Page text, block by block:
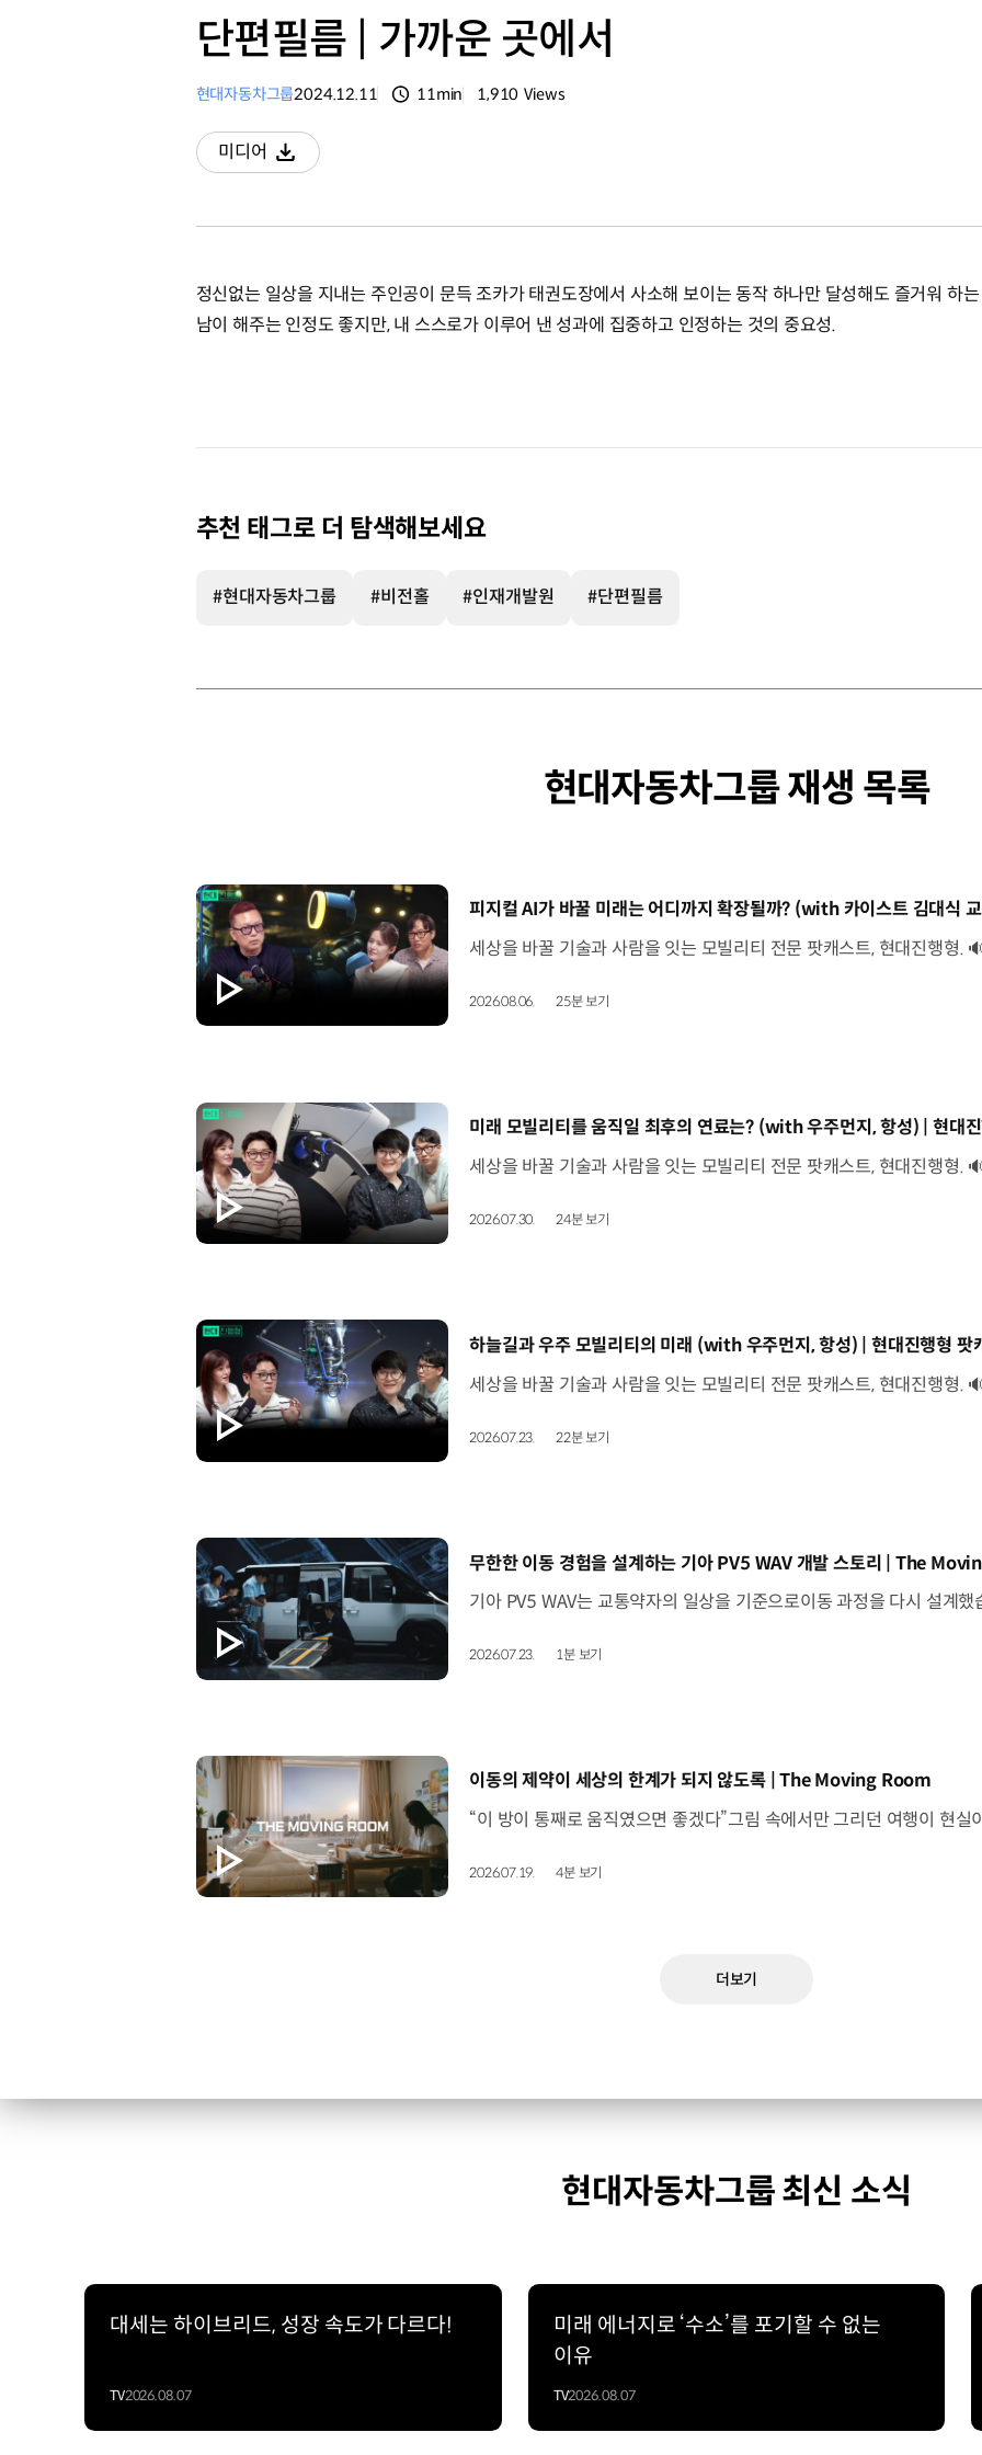
단편필름 | 가까운 곳에서
현대자동차그룹2024.12.11 11min 1,910 Views
미디어
다운로드
정신없는 일상을 지내는 주인공이 문득 조카가 태권도장에서 사소해 보이는 동작 하나만 달성해도 즐거워 하
남이 해주는 인정도 좋지만, 내 스스로가 이루어 낸 성과에 집중하고 인정하는 것의 중요성.
추천 태그로 더 탐색해보세요
#현대자동차그룹 #비전홀 #인재개발원 #단편필름
현대자동차그룹 재생 목록
[동영상]
2026.08.06. 25분 보기
[동영상]
미래 모빌리티를 움직일 최후의 연료는? (with 우주먼지, 항성) | 현대
2026.07.30. 24분 보기
[동영상]
하늘길과 우주 모빌리티의 미래 (with 우주먼지, 항성) | 현대진행형 팟
2026.07.23. 22분 보기
[동영상]
무한한 이동 경험을 설계하는 기아 PV5 WAV 개발 스토리 | The
2026.07.23. 1분 보기
[동영상]
이동의 제약이 세상의 한계가 되지 않도록 | The Moving Room
2026.07.19. 4분 보기
더보기
현대자동차그룹 최신 소식
대세는 하이브리드, 성장 속도가 다르다!
TV2026.08.07
미래 에너지로 ‘수소’를 포기할 수 없는
이유
TV2026.08.07